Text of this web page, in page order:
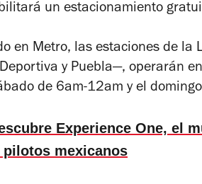
un estacionamiento
en Metro, las estaciones de la
y Puebla—, operarán
de 6am-12am y el
Experience One, el
pilotos mexicanos